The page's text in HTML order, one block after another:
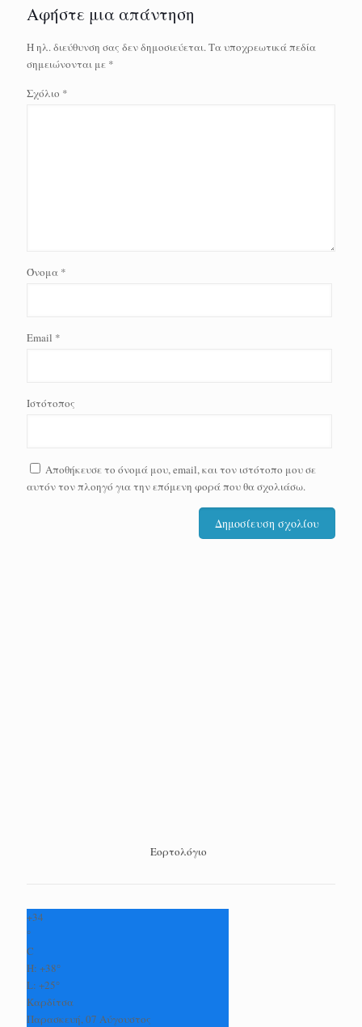
Αφήστε μια απάντηση
Η ηλ. διεύθυνση σας δεν δημοσιεύεται.Τα υποχρεωτικά πεδία
σημειώνονται με *
Σχόλιο *
Όνομα *
Email *
Ιστότοπος
Αποθήκευσε το όνομά μου, email, και τον ιστότοπο μου σε
αυτόν τον πλοηγό για την επόμενη φορά που θα σχολιάσω.
Εορτολόγιο
+34
°
C
H: +38°
L: +25°
Καρδίτσα
Παρασκευή, 07 Αύγουστος